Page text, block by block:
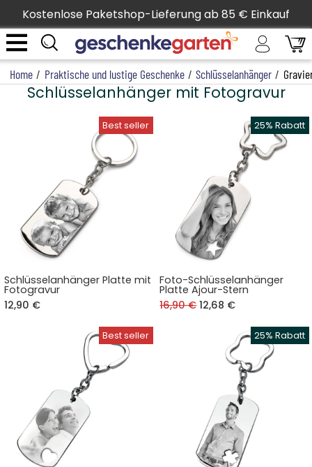
Kostenlose Paketshop-Lieferung ab 85 € Einkauf
Home / Praktische und lustige Geschenke / Schlüsselanhänger /
Schlüsselanhänger mit Fotogravur
Schlüsselanhänger Platte mit
Fotogravur
12,90 €
Foto-Schlüsselanhänger
Platte Ajour-Stern
16,90 €12,68 €